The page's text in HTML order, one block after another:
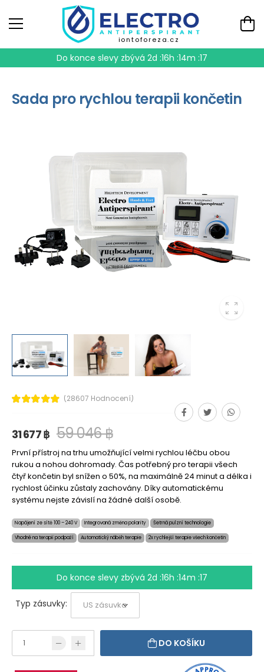
iontoforeza.cz
Do konce slevy zbývá 2d :16h :14m :17
Sada pro rychlou terapii končetin
(28607 Hodnocení)
31 677 ฿ 59 046 ฿
První přístroj na trhu umožňující velmi rychlou léčbu obou
rukou a nohou dohromady. Čas potřebný pro terapii všech
čtyř končetin byl snížen o 50%, na maximálně 24 minut a délka i
rychlost účinku zůstaly zachovány. Díky automatickému
systému nejste závislí na žádné další osobě.
Napájení ze sítě 100 – 240 V Integrovaná změna polarity Šetrná pulzní technologie
Vhodné na terapii podpaží Automatický náběh terapie 2x rychlejší terapie všech končetin
Do konce slevy zbývá 2d :16h :14m :17
Typ zásuvky:
DO KOŠÍKU